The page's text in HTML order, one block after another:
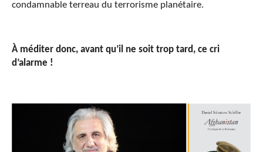
condamnable terreau du terrorisme planétaire.
À méditer donc, avant qu’il ne soit trop tard, ce cri
d’alarme !